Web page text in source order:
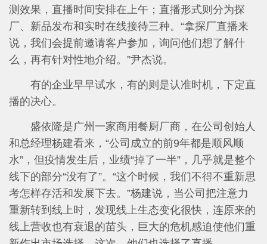
测效果，直播时间安排在上午；直播形式则分为探
厂、新品发布和实时在线接待三种。“拿探厂直播来
说，我们会提前邀请客户参加，询问他们想了解什
么，再有针对性地介绍。”尹杰说。
有的企业早早试水，有的则是认准时机，下定直
播的决心。
盛依隆是广州一家商用餐厨厂商，在公司创始人
和总经理杨建看来，“公司成立的前9年都是顺风顺
水”，但疫情发生后，业绩“掉了一半”，几乎就是整个
线下的部分“没有了”。“这个时候，我们不得不重新思
考怎样存活和发展下去。”杨建说，当公司把注意力
重新转到线上时，发现线上生态变化很快，连原来的
线上营收也有衰退的苗头，巨大的危机感迫使他们重